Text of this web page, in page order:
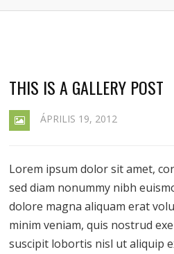
THIS IS A GALLERY POST
ÁPRILIS 19, 2012
Lorem ipsum dolor sit amet,
sed diam nonummy nibh
dolore magna aliquam erat
minim veniam, quis nostrud
suscipit lobortis nisl ut aliquip